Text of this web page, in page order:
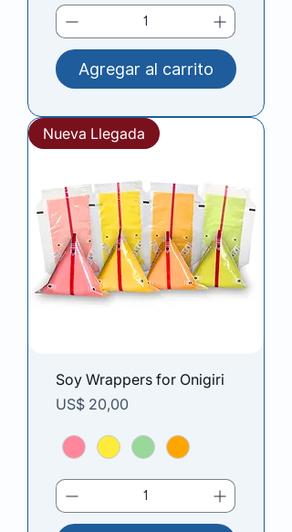
Agregar al carrito
Nueva Llegada
Soy Wrappers for Onigiri
Precio
US$ 20,00